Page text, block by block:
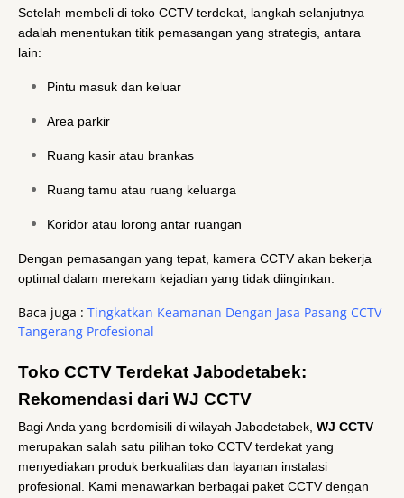
Setelah membeli di toko CCTV terdekat, langkah selanjutnya
adalah menentukan titik pemasangan yang strategis, antara
lain:
Pintu masuk dan keluar
Area parkir
Ruang kasir atau brankas
Ruang tamu atau ruang keluarga
Koridor atau lorong antar ruangan
Dengan pemasangan yang tepat, kamera CCTV akan bekerja
optimal dalam merekam kejadian yang tidak diinginkan.
Baca juga : Tingkatkan Keamanan Dengan Jasa Pasang CCTV
Tangerang Profesional
Toko CCTV Terdekat Jabodetabek:
Rekomendasi dari WJ CCTV
Bagi Anda yang berdomisili di wilayah Jabodetabek, WJ CCTV
merupakan salah satu pilihan toko CCTV terdekat yang
menyediakan produk berkualitas dan layanan instalasi
profesional. Kami menawarkan berbagai paket CCTV dengan